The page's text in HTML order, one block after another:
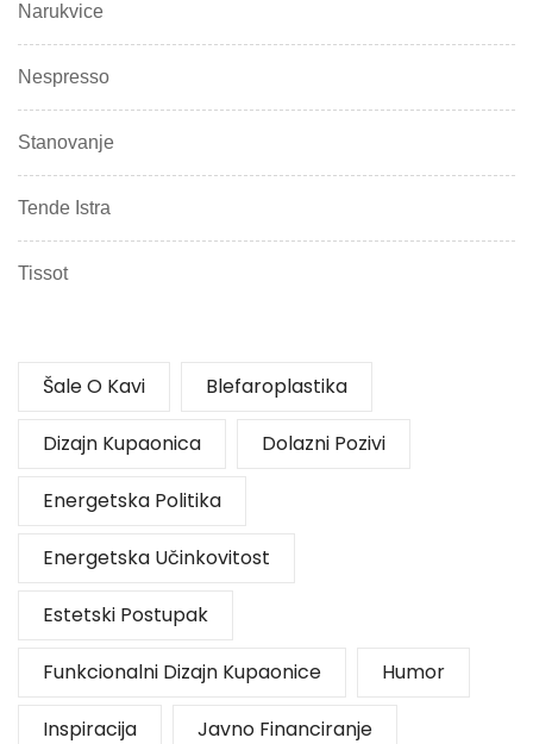
Narukvice
Nespresso
Stanovanje
Tende Istra
Tissot
Šale O Kavi Blefaroplastika
Dizajn Kupaonica Dolazni Pozivi
Energetska Politika
Energetska Učinkovitost
Estetski Postupak
Funkcionalni Dizajn Kupaonice Humor
Inspiracija Javno Financiranje